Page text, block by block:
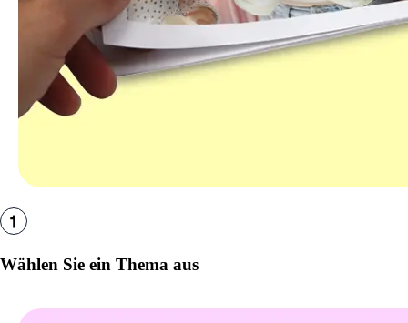
Wählen Sie ein Thema aus